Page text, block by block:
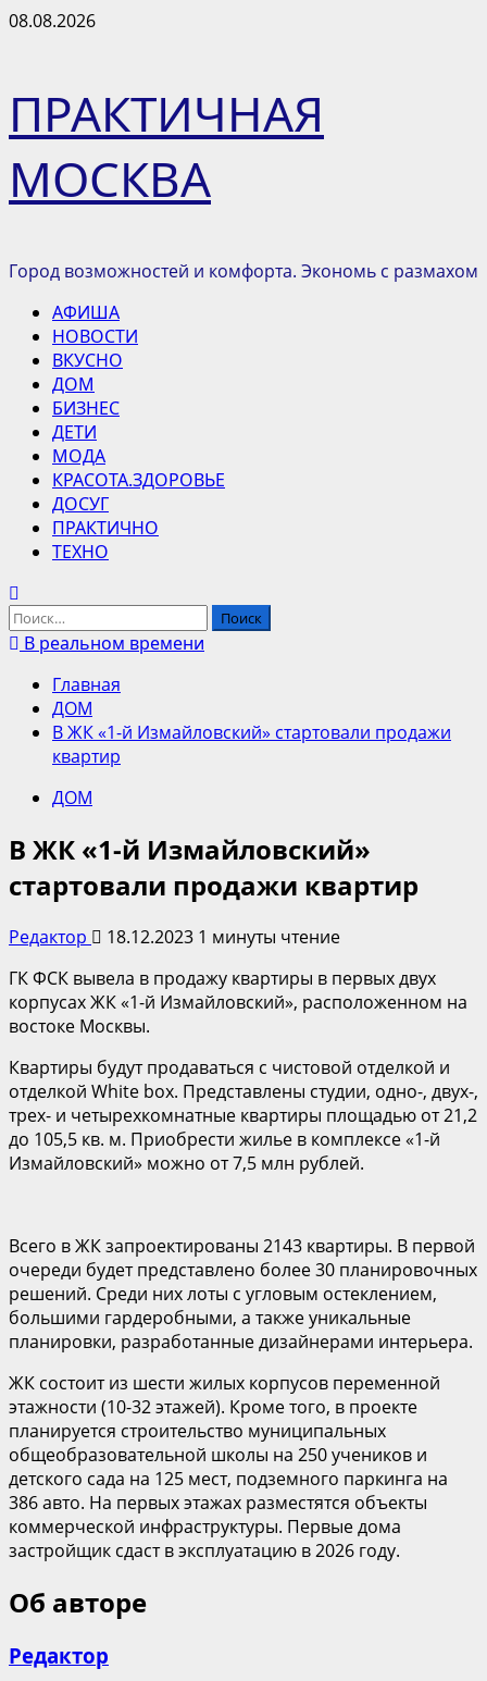
Перейти
08.08.2026
ПРАКТИЧНАЯ
МОСКВА
Город возможностей и комфорта. Экономь с размахом
Основное
меню
АФИША
НОВОСТИ
ВКУСНО
ДОМ
БИЗНЕС
ДЕТИ
МОДА
КРАСОТА.ЗДОРОВЬЕ
ДОСУГ
ПРАКТИЧНО
ТЕХНО
Найти:
В реальном времени
Главная
ДОМ
В ЖК «1-й Измайловский» стартовали продажи
квартир
ДОМ
В ЖК «1-й Измайловский»
стартовали продажи квартир
Редактор 18.12.2023 1 минуты чтение
ГК ФСК вывела в продажу квартиры в первых двух
корпусах ЖК «1-й Измайловский», расположенном на
востоке Москвы.
Квартиры будут продаваться с чистовой отделкой и
отделкой White box. Представлены студии, одно-, двух-,
трех- и четырехкомнатные квартиры площадью от 21,2
до 105,5 кв. м. Приобрести жилье в комплексе «1-й
Измайловский» можно от 7,5 млн рублей.
Всего в ЖК запроектированы 2143 квартиры. В первой
очереди будет представлено более 30 планировочных
решений. Среди них лоты с угловым остеклением,
большими гардеробными, а также уникальные
планировки, разработанные дизайнерами интерьера.
ЖК состоит из шести жилых корпусов переменной
этажности (10-32 этажей). Кроме того, в проекте
планируется строительство муниципальных
общеобразовательной школы на 250 учеников и
детского сада на 125 мест, подземного паркинга на
386 авто. На первых этажах разместятся объекты
коммерческой инфраструктуры. Первые дома
застройщик сдаст в эксплуатацию в 2026 году.
Об авторе
Редактор